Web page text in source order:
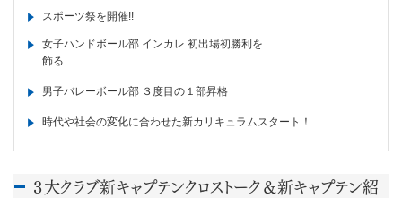
スポーツ祭を開催!!
女子ハンドボール部 インカレ 初出場初勝利を
飾る
男子バレーボール部 ３度目の１部昇格
時代や社会の変化に合わせた新カリキュラムスタート！
３大クラブ新キャプテンクロストーク＆新キャプテン紹